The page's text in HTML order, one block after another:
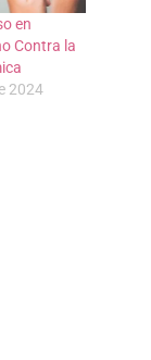
en
Contra la
2024